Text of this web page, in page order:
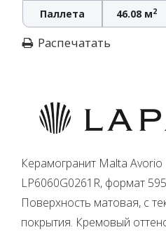
Паллета 46.08 м2
Распечатать
Керамогранит Malta
LP6060G0261R, формат
Поверхность матовая, с
покрытия. Кремовый